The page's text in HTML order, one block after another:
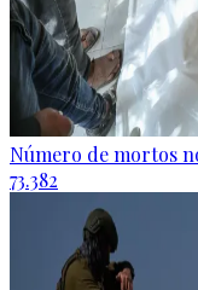
Número de mortos
73.382